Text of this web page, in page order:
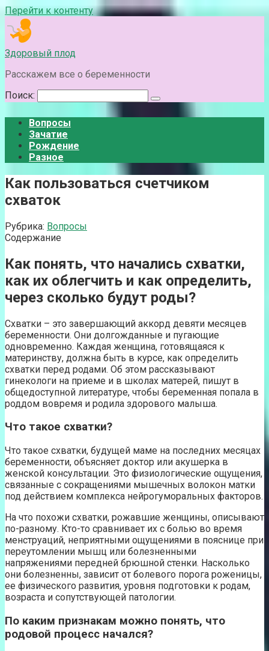
Перейти к контенту
Здоровый плод
Расскажем все о беременности
Поиск:
Вопросы
Зачатие
Рождение
Разное
Как пользоваться счетчиком
схваток
Рубрика: Вопросы
Содержание
Как понять, что начались схватки,
как их облегчить и как определить,
через сколько будут роды?
Схватки – это завершающий аккорд девяти месяцев
беременности. Они долгожданные и пугающие
одновременно. Каждая женщина, готовящаяся к
материнству, должна быть в курсе, как определить
схватки перед родами. Об этом рассказывают
гинекологи на приеме и в школах матерей, пишут в
общедоступной литературе, чтобы беременная попала в
роддом вовремя и родила здорового малыша.
Что такое схватки?
Что такое схватки, будущей маме на последних месяцах
беременности, объясняет доктор или акушерка в
женской консультации. Это физиологические ощущения,
связанные с сокращениями мышечных волокон матки
под действием комплекса нейрогуморальных факторов.
На что похожи схватки, рожавшие женщины, описывают
по-разному. Кто-то сравнивает их с болью во время
менструаций, неприятными ощущениями в пояснице при
переутомлении мышц или болезненными
напряжениями передней брюшной стенки. Насколько
они болезненны, зависит от болевого порога роженицы,
ее физического развития, уровня подготовки к родам,
возраста и сопутствующей патологии.
По каким признакам можно понять, что
родовой процесс начался?